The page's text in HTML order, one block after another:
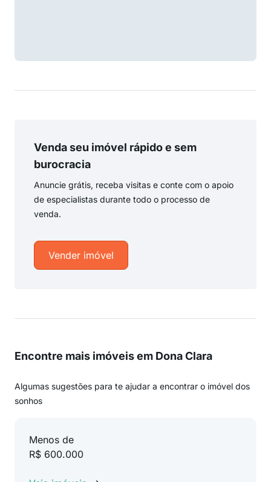
Venda seu imóvel rápido e sem
burocracia
Anuncie grátis, receba visitas e conte com o apoio
de especialistas durante todo o processo de
venda.
Vender imóvel
Encontre mais imóveis em Dona Clara
Algumas sugestões para te ajudar a encontrar o imóvel dos
sonhos
Menos de
R$ 600.000